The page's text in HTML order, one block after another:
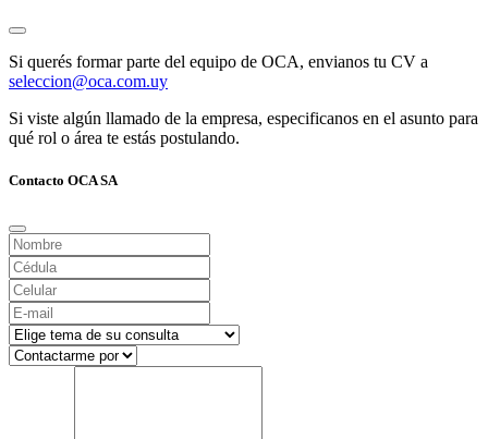
Si querés formar parte del equipo de OCA, envianos tu CV a
seleccion@oca.com.uy
Si viste algún llamado de la empresa, especificanos en el asunto para
qué rol o área te estás postulando.
Contacto OCA SA